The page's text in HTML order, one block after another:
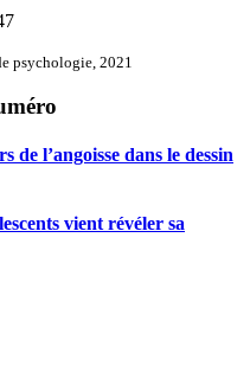
psychologie, 2021
de l’angoisse dans le dessin
vient révéler sa